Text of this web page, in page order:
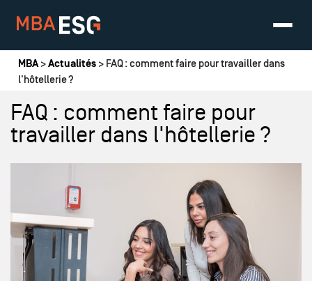
Vous êtes ici
MBA>Actualités > FAQ : comment faire pour travailler dans
l'hôtellerie ?
FAQ : comment faire pour
travailler dans l'hôtellerie ?